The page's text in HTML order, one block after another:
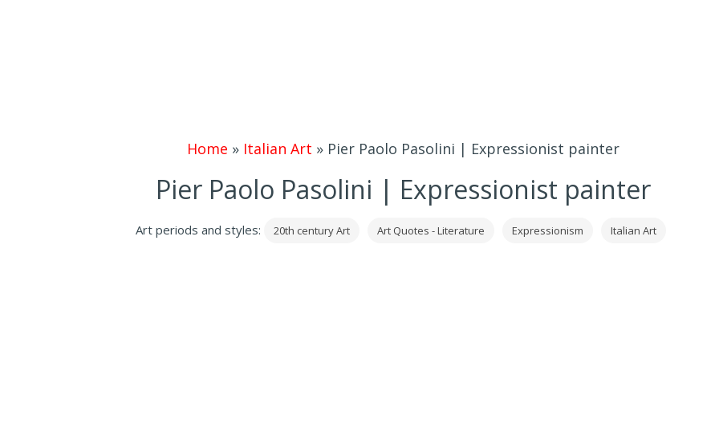
Home » Italian Art » Pier Paolo Pasolini | Expressionist painter
Pier Paolo Pasolini | Expressionist painter
Art periods and styles: 20th century Art Art Quotes - Literature Expressionism Italian Art